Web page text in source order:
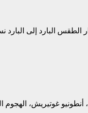
الطقس البارد إلى
أنطونيو غوتيريش،